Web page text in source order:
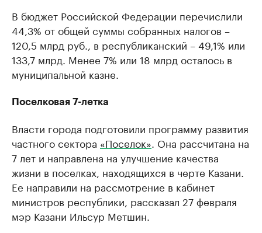
В бюджет Российской Федерации перечислили
44,3% от общей суммы собранных налогов –
120,5 млрд руб., в республиканский – 49,1% или
133,7 млрд. Менее 7% или 18 млрд осталось в
муниципальной казне.
Поселковая 7-летка
Власти города подготовили программу развития
частного сектора «Поселок» . Она рассчитана на
7 лет и направлена на улучшение качества
жизни в поселках, находящихся в черте Казани.
Ее направили на рассмотрение в кабинет
министров республики, рассказал 27 февраля
мэр Казани Ильсур Метшин.